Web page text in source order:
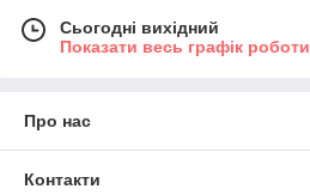
Сьогодні вихідний
Показати весь графік роботи
Про нас
Контакти